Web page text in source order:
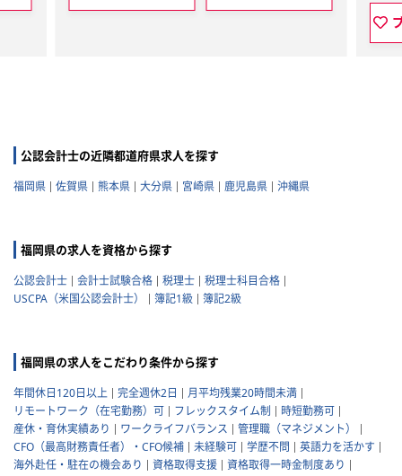
公認会計士の近隣都道府県求人を探す
福岡県 佐賀県 熊本県 大分県 宮崎県 鹿児島県 沖縄県
福岡県の求人を資格から探す
公認会計士 会計士試験合格 税理士
税理士科目合格
USCPA（米国公認会計士）
簿記1級 簿記2級
福岡県の求人をこだわり条件から探す
年間休日120日以上 完全週休2日
月平均残業20時間未満
リモートワーク（在宅勤務）可
フレックスタイム制
時短勤務可
産休・育休実績あり
ワークライフバランス
管理職（マネジメント）
CFO（最高財務責任者）・CFO候補
未経験可 学歴不問
英語力を活かす
海外赴任・駐在の機会あり
資格取得支援
資格取得一時金制度あり